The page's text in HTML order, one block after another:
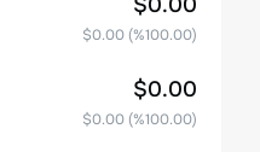
$0.00(%100.00)
$0.00
$0.00(%100.00)